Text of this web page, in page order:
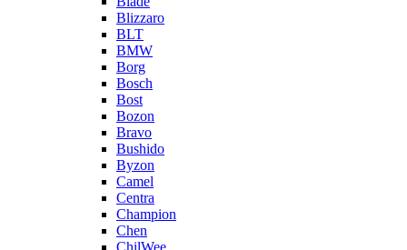
Blizzaro
BLT
BMW
Borg
Bosch
Bost
Bozon
Bravo
Bushido
Byzon
Camel
Centra
Champion
Chen
ChilWee